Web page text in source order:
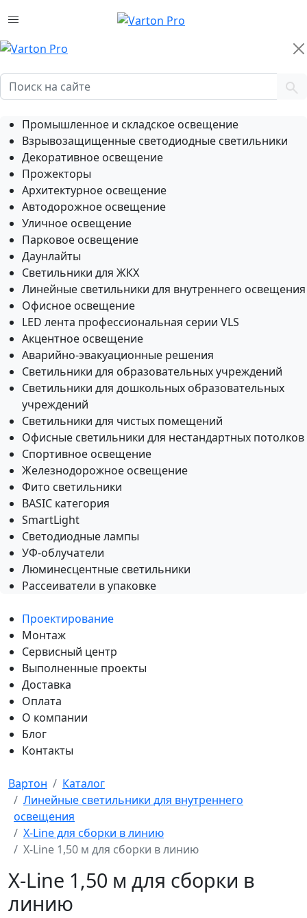
Промышленное и складское освещение
Взрывозащищенные светодиодные светильники
Декоративное освещение
Прожекторы
Архитектурное освещение
Автодорожное освещение
Уличное освещение
Парковое освещение
Даунлайты
Светильники для ЖКХ
Линейные светильники для внутреннего освещения
Офисное освещение
LED лента профессиональная серии VLS
Акцентное освещение
Аварийно-эвакуационные решения
Светильники для образовательных учреждений
Светильники для дошкольных образовательных
учреждений
Светильники для чистых помещений
Офисные светильники для нестандартных потолков
Спортивное освещение
Железнодорожное освещение
Фито светильники
BASIC категория
SmartLight
Светодиодные лампы
УФ-облучатели
Люминесцентные светильники
Рассеиватели в упаковке
Проектирование
Монтаж
Сервисный центр
Выполненные проекты
Доставка
Оплата
О компании
Блог
Контакты
Вартон
Каталог
Линейные светильники для внутреннего
освещения
X-Line для сборки в линию
X-Line 1,50 м для сборки в линию
X-Line 1,50 м для сборки в
линию